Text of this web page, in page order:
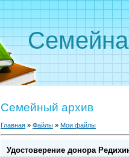
Семейный архив
Главная » Файлы » Мои файлы
Удостоверение донора